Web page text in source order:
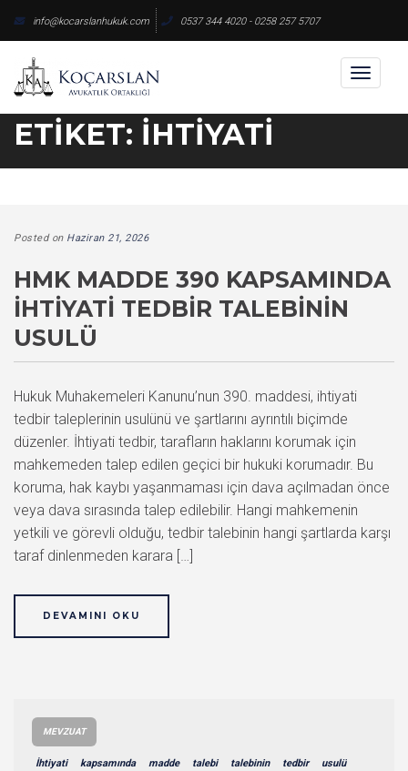
content
info@kocarslanhukuk.com 0537 344 4020 - 0258 257 5707
Toggle
ETIKET: İHTIYATI
Posted on Haziran 21, 2026
HMK MADDE 390 KAPSAMINDA
İHTIYATI TEDBIR TALEBININ
USULÜ
Hukuk Muhakemeleri Kanunu’nun 390. maddesi, ihtiyati
tedbir taleplerinin usulünü ve şartlarını ayrıntılı biçimde
düzenler. İhtiyati tedbir, tarafların haklarını korumak için
mahkemeden talep edilen geçici bir hukuki korumadır. Bu
koruma, hak kaybı yaşanmaması için dava açılmadan önce
veya dava sırasında talep edilebilir. Hangi mahkemenin
yetkili ve görevli olduğu, tedbir talebinin hangi şartlarda karşı
taraf dinlenmeden karara […]
DEVAMINI OKU
MEVZUAT
İhtiyati kapsamında madde talebi talebinin tedbir usulü